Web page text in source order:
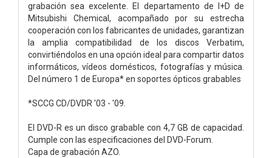
grabación sea excelente. El departamento de I+D de
Mitsubishi Chemical, acompañado por su estrecha
cooperación con los fabricantes de unidades, garantizan
la amplia compatibilidad de los discos Verbatim,
convirtiéndolos en una opción ideal para compartir datos
informáticos, vídeos domésticos, fotografías y música.
Del número 1 de Europa* en soportes ópticos grabables
*SCCG CD/DVDR '03 - '09.
El DVD-R es un disco grabable con 4,7 GB de capacidad.
Cumple con las especificaciones del DVD-Forum.
Capa de grabación AZO.